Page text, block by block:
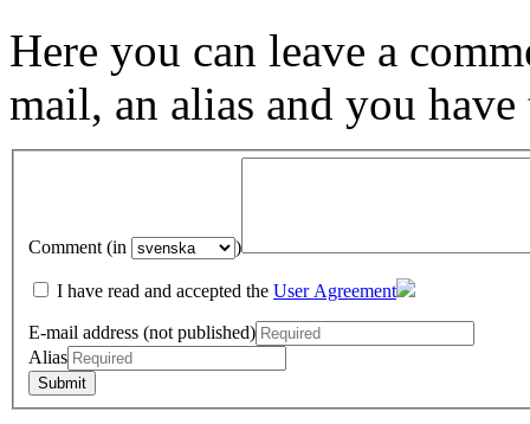
Here you can leave a
mail, an alias and you have
Comment (in )
I have read and accepted the User Agreement
E-mail address (not published)
Alias